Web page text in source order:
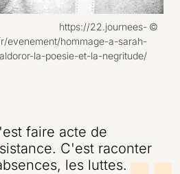
Droits réservés :
https://22.journees-
evenement/hommage-a-sarah-
la-poesie-et-la-negritude/
faire acte de
C'est raconter
les luttes.